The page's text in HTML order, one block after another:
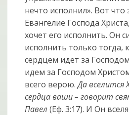
нечто исполнил». Вот что
Евангелие Господа
хочет его исполнить. Он
исполнить только тогда,
сердцем идет за
идем за Господом
всего верою.Да вселится
сердца ваши – говорит
Павел (Еф. 3:17). И Он